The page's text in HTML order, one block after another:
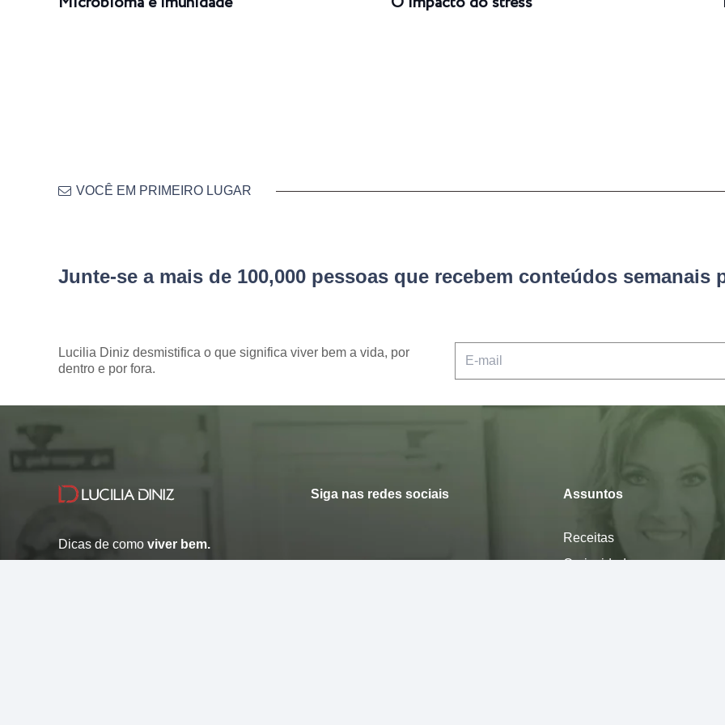
VOCÊ EM PRIMEIRO LUGAR
Junte-se a mais de 100,000 pessoas que recebem conteúdos semanais
Lucilia Diniz desmistifica o que significa viver bem a vida, por
dentro e por fora.
Dicas de como viver bem.
Siga nas redes sociais Assuntos
Receitas
Curiosidade